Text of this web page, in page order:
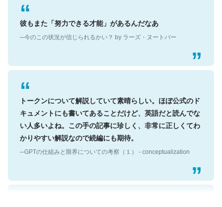
彼もまた「努力できる才能」があるんだなあ
トークンについて解説していて素晴らしい。ほぼ公式のド
キュメントにも書いてあることだけど、英語だと読んでな
い人多いよね。この手の記事に珍しく、非常に正しくてわ
かりやすい解説なので続編にも期待。